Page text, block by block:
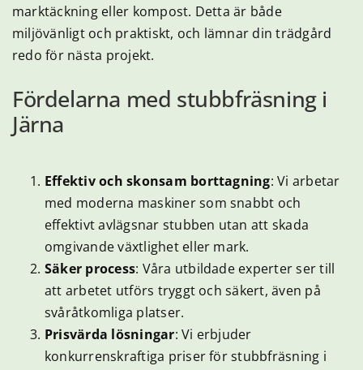
marktäckning eller kompost. Detta är både
miljövänligt och praktiskt, och lämnar din trädgård
redo för nästa projekt.
Fördelarna med stubbfräsning i
Järna
Effektiv och skonsam borttagning: Vi arbetar
med moderna maskiner som snabbt och
effektivt avlägsnar stubben utan att skada
omgivande växtlighet eller mark.
Säker process: Våra utbildade experter ser till
att arbetet utförs tryggt och säkert, även på
svåråtkomliga platser.
Prisvärda lösningar: Vi erbjuder
konkurrenskraftiga priser för stubbfräsning i